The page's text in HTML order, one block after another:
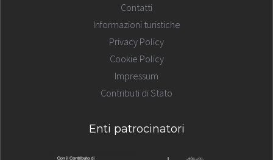
Contatti
Informazioni turistiche
Privacy Policy
Cookie Policy
Impressum
Contributi di Stato
Enti patrocinatori